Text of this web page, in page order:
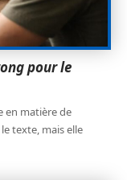
pour le
en matière de
texte, mais elle